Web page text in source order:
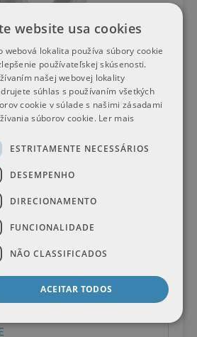
todas as condições
A BSW
72 dB
website usa cookies
webová lokalita používa súbory cookie
používateľskej skúsenosti.
našej webovej lokality
súhlas s používaním všetkých
cookie v súlade s našimi zásadami
súborov cookie. Ler mais
ESTRITAMENTE NECESSÁRIOS
DESEMPENHO
DIRECIONAMENTO
FUNCIONALIDADE
NÃO CLASSIFICADOS
ACEITAR TODOS